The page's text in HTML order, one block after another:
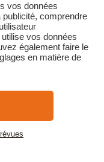
Blog Plan du site
Réalisé par Sooyoos
26 99 33
vos données
comprendre
vos données
également faire le
en matière de